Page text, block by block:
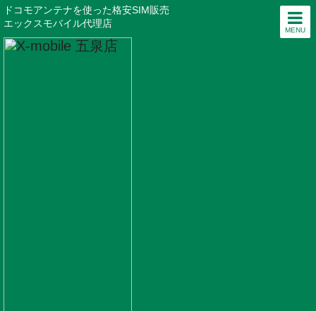
MENU
ドコモアンテナを使った格安SIM販売
エックスモバイル代理店